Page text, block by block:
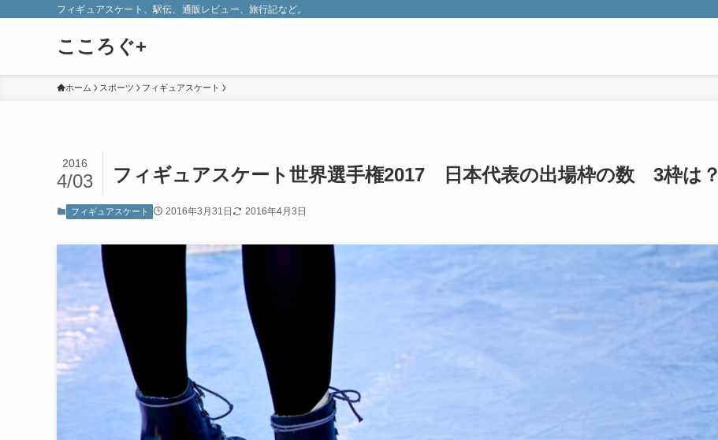
フィギュアスケート、駅伝、通販レビュー、旅行記など。
こころぐ+
ホーム スポーツ フィギュアスケート
フィギュアスケート世界選手権2017 日本代表の出場枠の数 3枠は？
2016
4/03
フィギュアスケート 2016年3月31日 2016年4月3日